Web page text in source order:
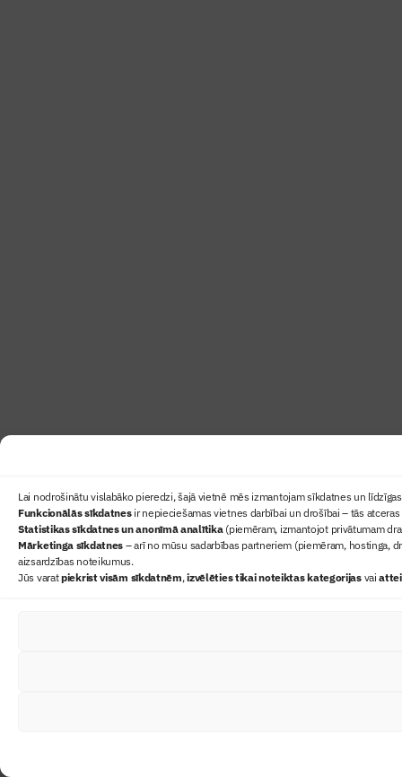
Lai nodrošinātu vislabāko pieredzi, šajā vietnē mēs izmantojam sīkdatnes un
Funkcionālās sīkdatnesir nepieciešamas vietnes darbībai un drošībai – tās
Statistikas sīkdatnes un anonīmā analītika(piemēram, izmantojot privātumam
Mārketinga sīkdatnes – arī no mūsu sadarbības partneriem (piemēram, hostinga,
aizsardzības noteikumus.
Jūs varatpiekrist visām sīkdatnēm,izvēlēties tikai noteiktas kategorijasvai